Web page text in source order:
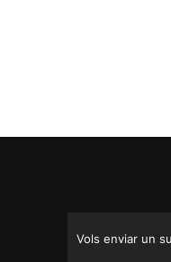
Vols enviar un